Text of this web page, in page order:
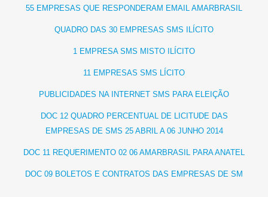
55 EMPRESAS QUE RESPONDERAM EMAIL AMARBRASIL
QUADRO DAS 30 EMPRESAS SMS ILÍCITO
1 EMPRESA SMS MISTO ILÍCITO
11 EMPRESAS SMS LÍCITO
PUBLICIDADES NA INTERNET SMS PARA ELEIÇÃO
DOC 12 QUADRO PERCENTUAL DE LICITUDE DAS
EMPRESAS DE SMS 25 ABRIL A 06 JUNHO 2014
DOC 11 REQUERIMENTO 02 06 AMARBRASIL PARA ANATEL
DOC 09 BOLETOS E CONTRATOS DAS EMPRESAS DE SM